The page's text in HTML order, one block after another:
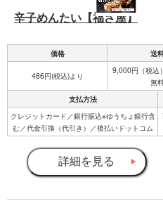
辛子めんたい【福さ屋】
価格 送
486円(税込)より
9,000円（税込
無
支払方法
クレジットカード／銀行振込※ゆうちょ銀行含
む／代金引換（代引き）／後払いドットコム
詳細を見る